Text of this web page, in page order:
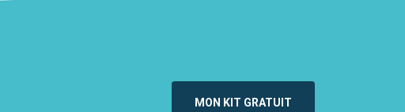
MON KIT GRATUIT